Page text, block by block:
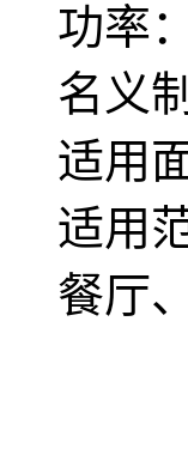
功率
名义
适用
适用
餐厅